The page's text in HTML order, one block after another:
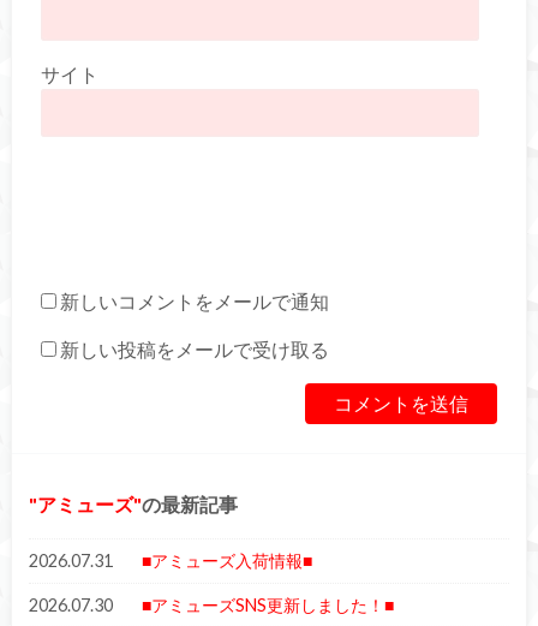
サイト
新しいコメントをメールで通知
新しい投稿をメールで受け取る
アミューズ の最新記事
2026.07.31 ■アミューズ入荷情報■
2026.07.30 ■アミューズSNS更新しました！■